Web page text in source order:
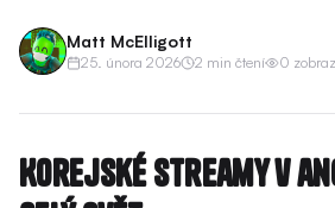
Matt McElligott
25. února 2026 2 min čtení 0
Korejské streamy v